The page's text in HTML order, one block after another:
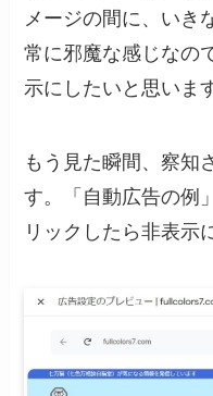
メージの間に、いき
常に邪魔な感じなの
示にしたいと思いま
もう見た瞬間、察知
す。「自動広告の例
リックしたら非表示